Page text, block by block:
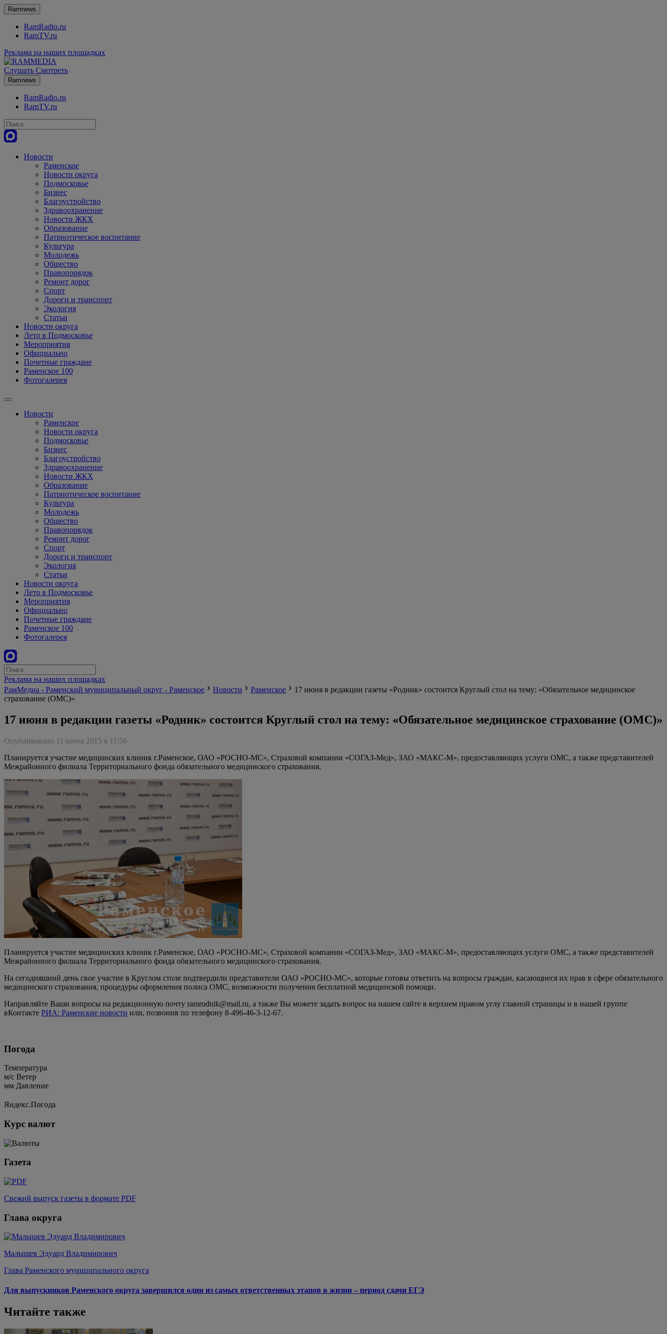
Ramnews
RamRadio.ru
RamTV.ru
Реклама на наших площадках
Слушать Смотреть
Ramnews
RamRadio.ru
RamTV.ru
Новости
Раменское
Новости округа
Подмосковье
Бизнес
Благоустройство
Здравоохранение
Новости ЖКХ
Образование
Патриотическое воспитание
Культура
Молодежь
Общество
Правопорядок
Ремонт дорог
Спорт
Дороги и транспорт
Экология
Статьи
Новости округа
Лето в Подмосковье
Мероприятия
Официально
Почетные граждане
Раменское 100
Фотогалерея
Новости
Раменское
Новости округа
Подмосковье
Бизнес
Благоустройство
Здравоохранение
Новости ЖКХ
Образование
Патриотическое воспитание
Культура
Молодежь
Общество
Правопорядок
Ремонт дорог
Спорт
Дороги и транспорт
Экология
Статьи
Новости округа
Лето в Подмосковье
Мероприятия
Официально
Почетные граждане
Раменское 100
Фотогалерея
Реклама на наших площадках
РамМедиа - Раменский муниципальный округ - Раменское
Новости Раменское
17 июня в редакции газеты «Родник» состоится Круглый стол на тему: «Обязательное медицинское
страхование (ОМС)»
17 июня в редакции газеты «Родник» состоится Круглый стол на тему: «Обязательное медицинское страхование (ОМС)»
Опубликовано 11 июня 2015 в 11:56
Планируется участие медицинских клиник г.Раменское, ОАО «РОСНО-МС», Страховой компании «СОГАЗ-Мед», ЗАО «МАКС-М», предоставляющих услуги ОМС, а также представителей
Межрайонного филиала Территориального фонда обязательного медицинского страхования.
Планируется участие медицинских клиник г.Раменское, ОАО «РОСНО-МС», Страховой компании «СОГАЗ-Мед», ЗАО «МАКС-М», предоставляющих услуги ОМС, а также представителей
Межрайонного филиала Территориального фонда обязательного медицинского страхования.
На сегодняшний день свое участие в Круглом столе подтвердили представители ОАО «РОСНО-МС», которые готовы ответить на вопросы граждан, касающиеся их прав в сфере обязательного
медицинского страхования, процедуры оформления полиса ОМС, возможности получения бесплатной медицинской помощи.
Направляйте Ваши вопросы на редакционную почту ramrodnik@mail.ru, а также Вы можете задать вопрос на нашем сайте в верхнем правом углу главной страницы и в нашей группе
вКонтакте РИА: Раменские новости или, позвонив по телефону 8-496-46-3-12-67.
Погода
Температура
м/c Ветер
мм Давление
Яндекс.Погода
Курс валют
Газета
Свежий выпуск газеты в формате PDF
Глава округа
Малышев Эдуард Владимирович
Глава Раменского муниципального округа
Для выпускников Раменского округа завершился один из самых ответственных этапов в жизни – период сдачи ЕГЭ
Читайте также